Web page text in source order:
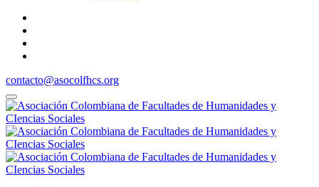
contacto@asocolfhcs.org